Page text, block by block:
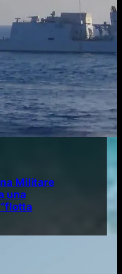
Militare
una